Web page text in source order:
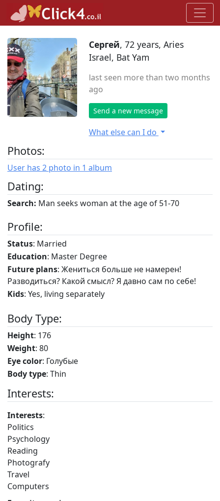
Сергей, 72 years, Aries
Israel, Bat Yam
last seen more than two months
ago
Send a new message
What else can I do
Photos:
User has 2 photo in 1 album
Dating:
Search: Man seeks woman at the age of 51-70
Profile:
Status: Married
Education: Master Degree
Future plans: Жениться больше не намерен!
Разводиться? Какой смысл? Я давно сам по себе!
Kids: Yes, living separately
Body Type:
Height: 176
Weight: 80
Eye color: Голубые
Body type: Thin
Interests:
Interests:
Politics
Psychology
Reading
Photografy
Travel
Computers